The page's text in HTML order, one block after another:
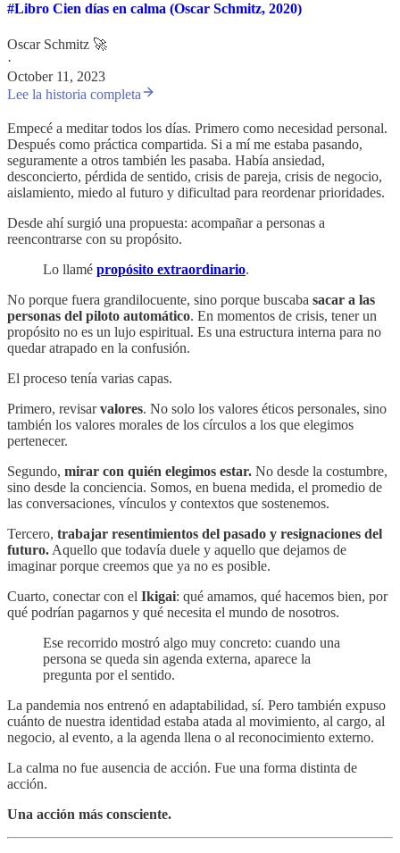
#Libro Cien días en calma (Oscar Schmitz, 2020)
Oscar Schmitz 🚀
·
October 11, 2023
Lee la historia completa
Empecé a meditar todos los días. Primero como necesidad personal.
Después como práctica compartida. Si a mí me estaba pasando,
seguramente a otros también les pasaba. Había ansiedad,
desconcierto, pérdida de sentido, crisis de pareja, crisis de negocio,
aislamiento, miedo al futuro y dificultad para reordenar prioridades.
Desde ahí surgió una propuesta: acompañar a personas a
reencontrarse con su propósito.
Lo llamé propósito extraordinario.
No porque fuera grandilocuente, sino porque buscaba sacar a las
personas del piloto automático. En momentos de crisis, tener un
propósito no es un lujo espiritual. Es una estructura interna para no
quedar atrapado en la confusión.
El proceso tenía varias capas.
Primero, revisarvalores. No solo los valores éticos personales, sino
también los valores morales de los círculos a los que elegimos
pertenecer.
Segundo, mirar con quién elegimos estar. No desde la costumbre,
sino desde la conciencia. Somos, en buena medida, el promedio de
las conversaciones, vínculos y contextos que sostenemos.
Tercero, trabajar resentimientos del pasado y resignaciones del
futuro. Aquello que todavía duele y aquello que dejamos de
imaginar porque creemos que ya no es posible.
Cuarto, conectar con el Ikigai: qué amamos, qué hacemos bien, por
qué podrían pagarnos y qué necesita el mundo de nosotros.
Ese recorrido mostró algo muy concreto: cuando una
persona se queda sin agenda externa, aparece la
pregunta por el sentido.
La pandemia nos entrenó en adaptabilidad, sí. Pero también expuso
cuánto de nuestra identidad estaba atada al movimiento, al cargo, al
negocio, al evento, a la agenda llena o al reconocimiento externo.
La calma no fue ausencia de acción. Fue una forma distinta de
acción.
Una acción más consciente.